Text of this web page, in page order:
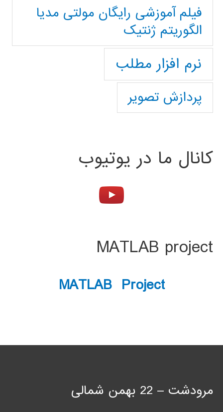
فیلم آموزشی رایگان مولتی مدیا
الگوریتم ژنتیک
نرم افزار مطلب
پردازش تصویر
کانال ما در یوتیوب
MATLAB project
MATLAB Project
مرودشت – 22 بهمن شمالی